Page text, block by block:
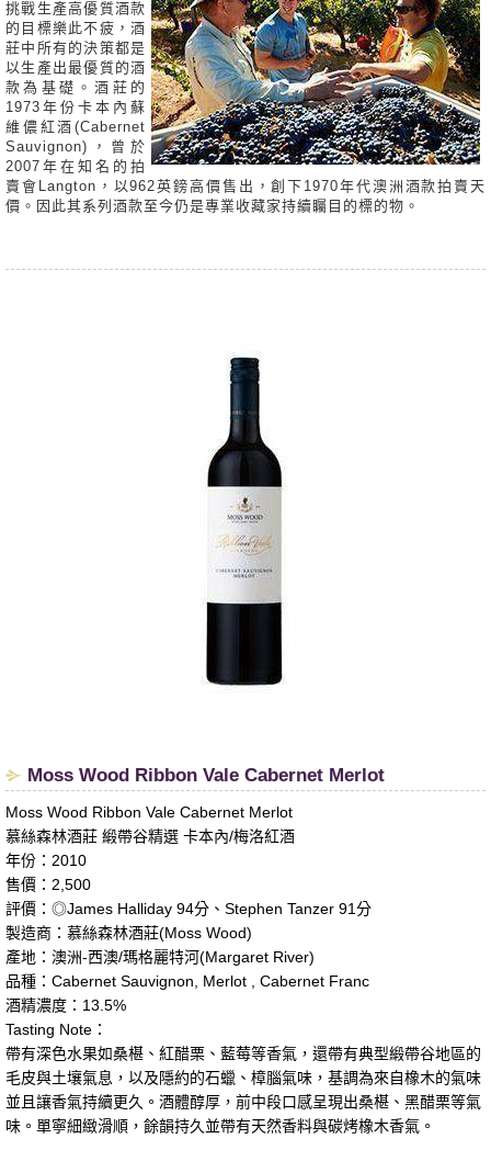
挑戰生產高優質酒款
的目標樂此不疲，酒
莊中所有的決策都是
以生產出最優質的酒
款為基礎。酒莊的
1973年份卡本內蘇
維儂紅酒(Cabernet
Sauvignon)，曾於
2007年在知名的拍
賣會Langton，以962英鎊高價售出，創下1970年代澳洲酒款拍賣天
價。因此其系列酒款至今仍是專業收藏家持續矚目的標的物。
Moss Wood Ribbon Vale Cabernet Merlot
Moss Wood Ribbon Vale Cabernet Merlot
慕絲森林酒莊 緞帶谷精選 卡本內/梅洛紅酒
年份：2010
售價：2,500
評價：◎James Halliday 94分、Stephen Tanzer 91分
製造商：慕絲森林酒莊(Moss Wood)
產地：澳洲-西澳/瑪格麗特河(Margaret River)
品種：Cabernet Sauvignon, Merlot , Cabernet Franc
酒精濃度：13.5%
Tasting Note：
帶有深色水果如桑椹、紅醋栗、藍莓等香氣，還帶有典型緞帶谷地區的
毛皮與土壤氣息，以及隱約的石蠟、樟腦氣味，基調為來自橡木的氣味
並且讓香氣持續更久。酒體醇厚，前中段口感呈現出桑椹、黑醋栗等氣
味。單寧細緻滑順，餘韻持久並帶有天然香料與碳烤橡木香氣。